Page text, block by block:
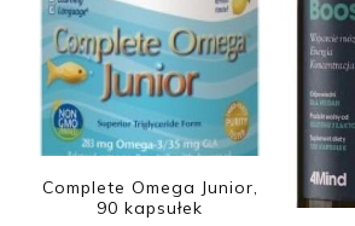
Complete Omega Junior,
90 kapsułek